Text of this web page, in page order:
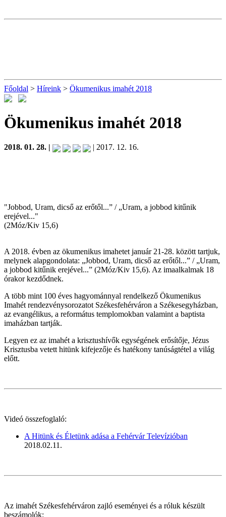
Főoldal > Híreink > Ökumenikus imahét 2018
Ökumenikus imahét 2018
2018. 01. 28. | | 2017. 12. 16.
"Jobbod, Uram, dicső az erőtől...” / „Uram, a jobbod kitűnik
erejével..."
(2Móz/Kiv 15,6)
A 2018. évben az ökumenikus imahetet január 21-28. között tartjuk,
melynek alapgondolata: „Jobbod, Uram, dicső az erőtől...” / „Uram,
a jobbod kitűnik erejével...” (2Móz/Kiv 15,6). Az imaalkalmak 18
órakor kezdődnek.
A több mint 100 éves hagyománnyal rendelkező Ökumenikus
Imahét rendezvénysorozatot Székesfehérváron a Székesegyházban,
az evangélikus, a református templomokban valamint a baptista
imaházban tartják.
Legyen ez az imahét a krisztushívők egységének erősítője, Jézus
Krisztusba vetett hitünk kifejezője és hatékony tanúságtétel a világ
előtt.
Videó összefoglaló:
A Hitünk és Életünk adása a Fehérvár Televízióban
2018.02.11.
Az imahét Székesfehérváron zajló eseményei és a róluk készült
beszámolók: